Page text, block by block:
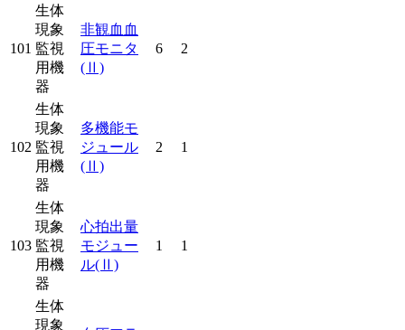
101
生体
現象
監視
用機
器
非観血血
圧モニタ
(Ⅱ)
6 2
102
生体
現象
監視
用機
器
多機能モ
ジュール
(Ⅱ)
2 1
103
生体
現象
監視
用機
器
心拍出量
モジュー
ル(Ⅱ)
1 1
生体
現象